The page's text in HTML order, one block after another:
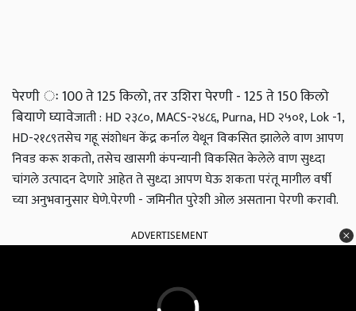
पेरणी ः 100 ते 125 किलो, तर उशिरा पेरणी - 125 ते 150 किलो
बियाणे घ्यावेजाती : HD २३८०, MACS-२४८६, Purna, HD २५०१, Lok -1,
HD-२१८९तसेच गहू संशोधन केंद्र कर्नाल येथून विकसित झालेले वाण आपण
निवड करू शकतो, तसेच खासगी कंपन्यानी विकसित केलेले वाण सुध्दा
चांगले उत्पादन देणारे आहेत ते सुध्दा आपण घेऊ शकता परंतू मागील वर्षी
च्या अनुभवानुसार घेणे.पेरणी - जमिनीत पुरेशी ओल असताना पेरणी करावी.
ADVERTISEMENT